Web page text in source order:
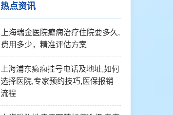
热点资讯
上海瑞金医院癫痫治疗住院要多久,
费用多少，精准评估方案
上海浦东癫痫挂号电话及地址,如何
选择医院,专家预约技巧,医保报销
流程